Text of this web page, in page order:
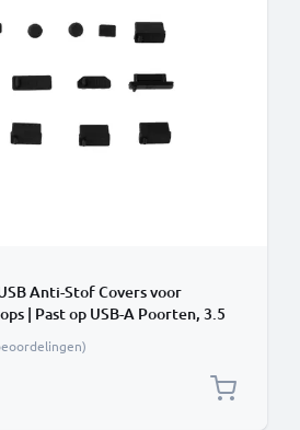
Anti-Stof Covers voor
| Past op USB-A Poorten, 3.5
etc. Siliconen, Zwart